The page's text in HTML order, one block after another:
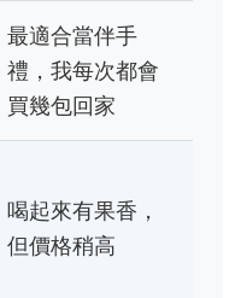
最適合當伴手
禮，我每次都會
買幾包回家
喝起來有果香，
但價格稍高